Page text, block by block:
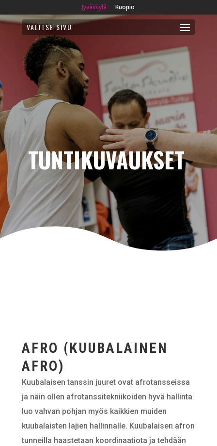
Jyväskylä Kuopio
VALITSE SIVU
TUNTIKUVAUKSET
AFRO (KUUBALAINEN
AFRO)
Kuubalaisen tanssin juuret ovat afrotansseissa
ja näin ollen afrotanssitekniikoiden hyvä hallinta
luo vahvan pohjan myös kaikkien muiden
kuubalaisten lajien hallinnalle. Kuubalaisen afron
tunneilla haastetaan koordinaatiota ja tehdään